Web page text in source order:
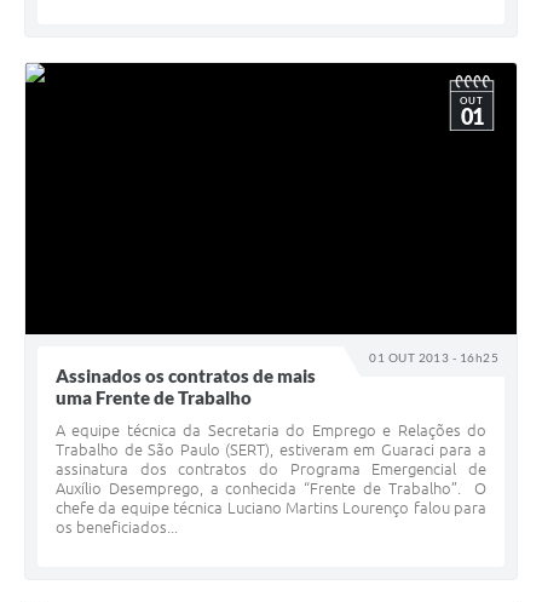
01 OUT 2013 - 16h25
OUT
01
Assinados os contratos de mais
uma Frente de Trabalho
A equipe técnica da Secretaria do Emprego e Relações do
Trabalho de São Paulo (SERT), estiveram em Guaraci para a
assinatura dos contratos do Programa Emergencial de
Auxílio Desemprego, a conhecida “Frente de Trabalho”. O
chefe da equipe técnica Luciano Martins Lourenço falou para
os beneficiados...